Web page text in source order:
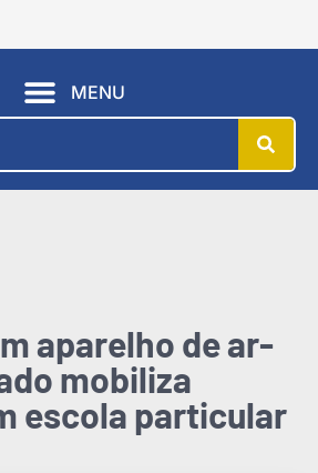
MENU
aparelho de ar-
mobiliza
escola particular